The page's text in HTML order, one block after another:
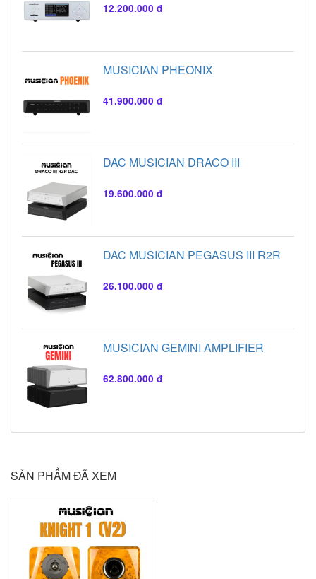
12.200.000 đ
MUSICIAN PHEONIX
41.900.000 đ
DAC MUSICIAN DRACO III
19.600.000 đ
DAC MUSICIAN PEGASUS III R2R
26.100.000 đ
MUSICIAN GEMINI AMPLIFIER
62.800.000 đ
SẢN PHẨM ĐÃ XEM